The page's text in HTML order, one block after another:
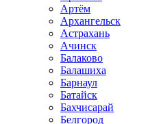
Артём
Архангельск
Астрахань
Ачинск
Балаково
Балашиха
Барнаул
Батайск
Бахчисарай
Белгород